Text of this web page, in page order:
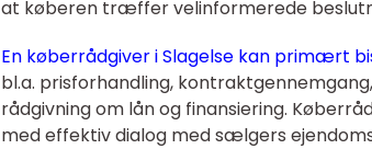
at køberen træffer velinformerede
En køberrådgiver i Slagelse kan primært
bl.a. prisforhandling,
rådgivning om lån og finansiering.
med effektiv dialog med sælgers